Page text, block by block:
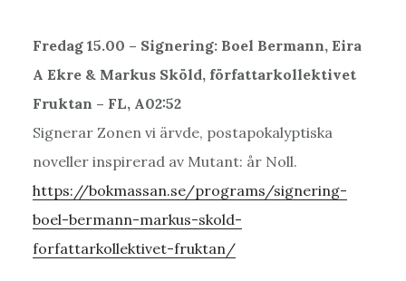
Fredag 15.00 – Signering: Boel Bermann, Eira
A Ekre & Markus Sköld, författarkollektivet
Fruktan – FL, A02:52
Signerar Zonen vi ärvde, postapokalyptiska
noveller inspirerad av Mutant: år Noll.
https://bokmassan.se/programs/signering-
boel-bermann-markus-skold-
forfattarkollektivet-fruktan/